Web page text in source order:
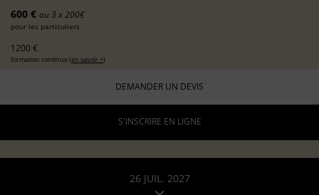
600 € ou 3 x 200€
pour les particuliers
1200 €
formation continue (en savoir +)
DEMANDER UN DEVIS
S'INSCRIRE EN LIGNE
26 JUIL. 2027